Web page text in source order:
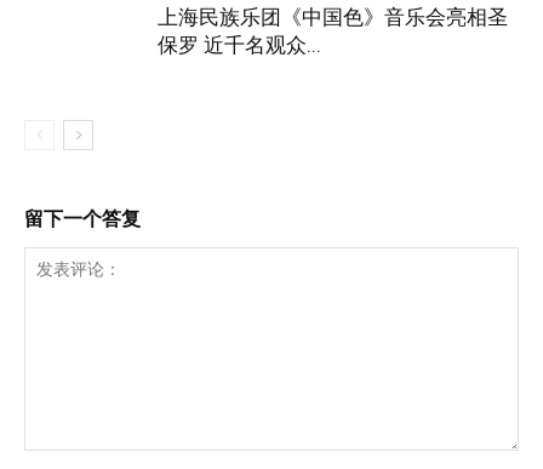
上海民族乐团《中国色》音乐会亮相圣
保罗 近千名观众...
留下一个答复